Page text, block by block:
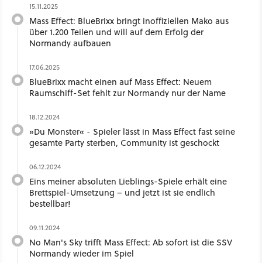
15.11.2025
Mass Effect: BlueBrixx bringt inoffiziellen Mako aus
über 1.200 Teilen und will auf dem Erfolg der
Normandy aufbauen
17.06.2025
BlueBrixx macht einen auf Mass Effect: Neuem
Raumschiff-Set fehlt zur Normandy nur der Name
18.12.2024
»Du Monster« - Spieler lässt in Mass Effect fast seine
gesamte Party sterben, Community ist geschockt
06.12.2024
Eins meiner absoluten Lieblings-Spiele erhält eine
Brettspiel-Umsetzung – und jetzt ist sie endlich
bestellbar!
09.11.2024
No Man's Sky trifft Mass Effect: Ab sofort ist die SSV
Normandy wieder im Spiel